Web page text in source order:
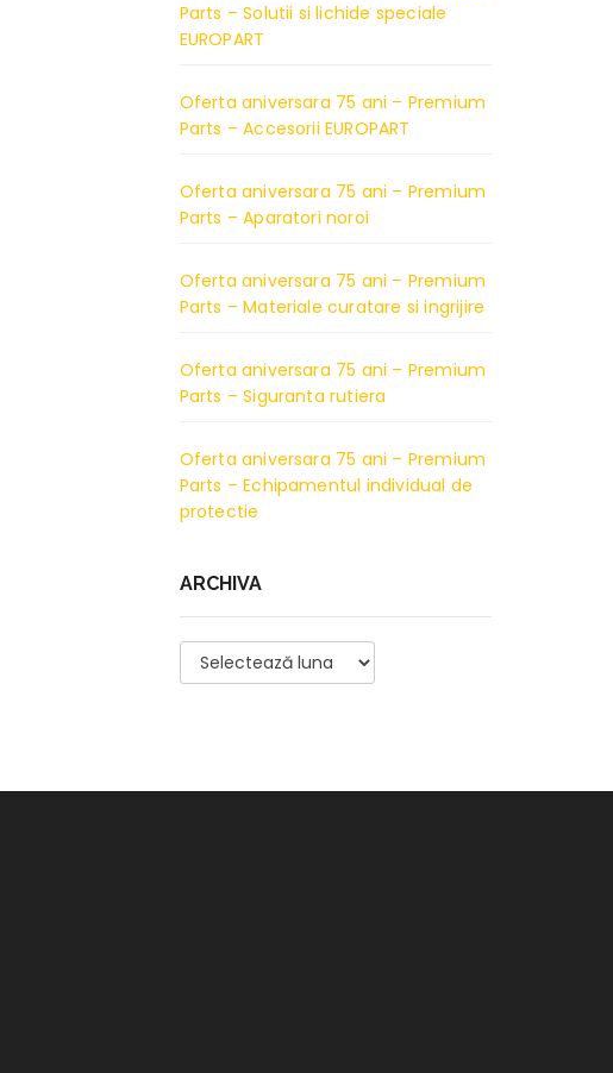
Parts – Solutii si lichide speciale
EUROPART
Oferta aniversara 75 ani – Premium
Parts – Accesorii EUROPART
Oferta aniversara 75 ani – Premium
Parts – Aparatori noroi
Oferta aniversara 75 ani – Premium
Parts – Materiale curatare si ingrijire
Oferta aniversara 75 ani – Premium
Parts – Siguranta rutiera
Oferta aniversara 75 ani – Premium
Parts – Echipamentul individual de
protectie
ARCHIVA
Archiva